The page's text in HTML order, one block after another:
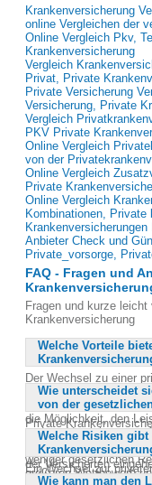
Krankenversicherung
online Vergleichen der
Online Vergleich Pkv,
Krankenversicherung
Vergleich
Privat, Private
Private Versicherung
Versicherung, Private
Vergleich
PKV Private
Online Vergleich
von der
Online Vergleich
Private
Online Vergleich
Kombinationen, Private
Anbieter Check und
Private_vorsorge,
FAQ - Fragen und
Fragen und kurze
Krankenversicherung
Welche Vorteile
Der Wechsel zu einer
erhebliche finanzielle
2.000 Euro pro Jahr
die Möglichkeit, den
sodass Versicherte nur
tatsächlich benötigen.
weniger gesetzlichen
größeren Wettbewerb
Wie unterscheidet
von der
Private
und unterliegen
Krankenkassen.
der Versicherten
anbieten. Im
Welche Risiken
Ein Wechsel zur
dass aus
Wie kann man den